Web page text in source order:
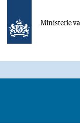
Ministerie